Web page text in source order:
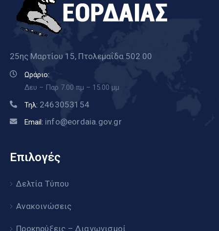
25ης Μαρτίου 15, Πτολεμαΐδα 502 00
Ωράριο:
Δευ – Παρ 7.00 πμ – 15.00 μμ
Τηλ: 2463053154
Email: info@eordaia.gov.gr
Επιλογές
Δελτία Τύπου
Ανακοινώσεις
Προκηρύξεις – Διαγωνισμοί